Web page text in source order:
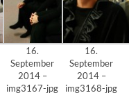
16.
September
2014 –
img3167-jpg
16.
September
2014 –
img3168-jpg